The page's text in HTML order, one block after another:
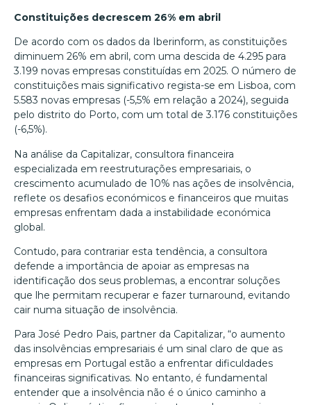
Constituições decrescem 26% em abril
De acordo com os dados da Iberinform, as constituições
diminuem 26% em abril, com uma descida de 4.295 para
3.199 novas empresas constituídas em 2025. O número de
constituições mais significativo regista-se em Lisboa, com
5.583 novas empresas (-5,5% em relação a 2024), seguida
pelo distrito do Porto, com um total de 3.176 constituições
(-6,5%).
Na análise da Capitalizar, consultora financeira
especializada em reestruturações empresariais, o
crescimento acumulado de 10% nas ações de insolvência,
reflete os desafios económicos e financeiros que muitas
empresas enfrentam dada a instabilidade económica
global.
Contudo, para contrariar esta tendência, a consultora
defende a importância de apoiar as empresas na
identificação dos seus problemas, a encontrar soluções
que lhe permitam recuperar e fazer turnaround, evitando
cair numa situação de insolvência.
Para José Pedro Pais, partner da Capitalizar, “o aumento
das insolvências empresariais é um sinal claro de que as
empresas em Portugal estão a enfrentar dificuldades
financeiras significativas. No entanto, é fundamental
entender que a insolvência não é o único caminho a